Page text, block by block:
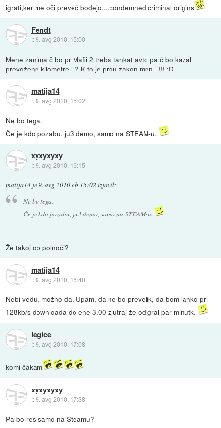
igrati,ker me oči preveč bodejo....condemned:criminal origins
Fendt
::9. avg 2010, 15:00
Mene zanima č bo pr Mafii 2 treba tankat avto pa č bo kazal
prevožene kilometre...? K to je prou zakon men...!!! :D
matija14
::9. avg 2010, 15:02
Ne bo tega.
Če je kdo pozabu, ju3 demo, samo na STEAM-u.
xyxyxyxy
::9. avg 2010, 16:15
matija14 je9. avg 2010 ob 15:02 izjavil:
Ne bo tega.
Če je kdo pozabu, ju3 demo, samo na STEAM-u.
Že takoj ob polnoči?
matija14
::9. avg 2010, 16:40
Nebi vedu, možno da. Upam, da ne bo prevelik, da bom lahko pri
128kb/s downloada do ene 3.00 zjutraj že odigral par minutk.
legice
::9. avg 2010, 17:08
komi čakam
xyxyxyxy
::9. avg 2010, 17:38
Pa bo res samo na Steamu?